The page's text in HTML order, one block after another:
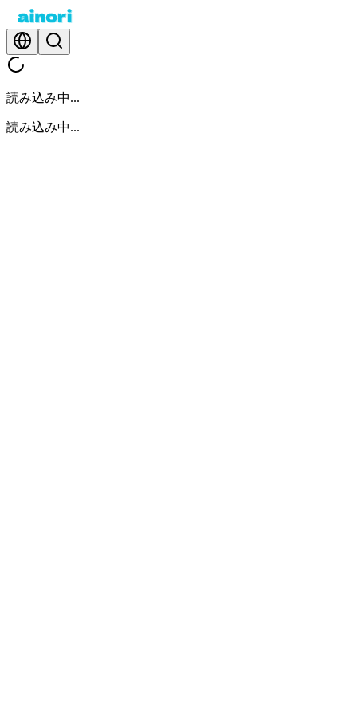
読み込み中...
読み込み中...